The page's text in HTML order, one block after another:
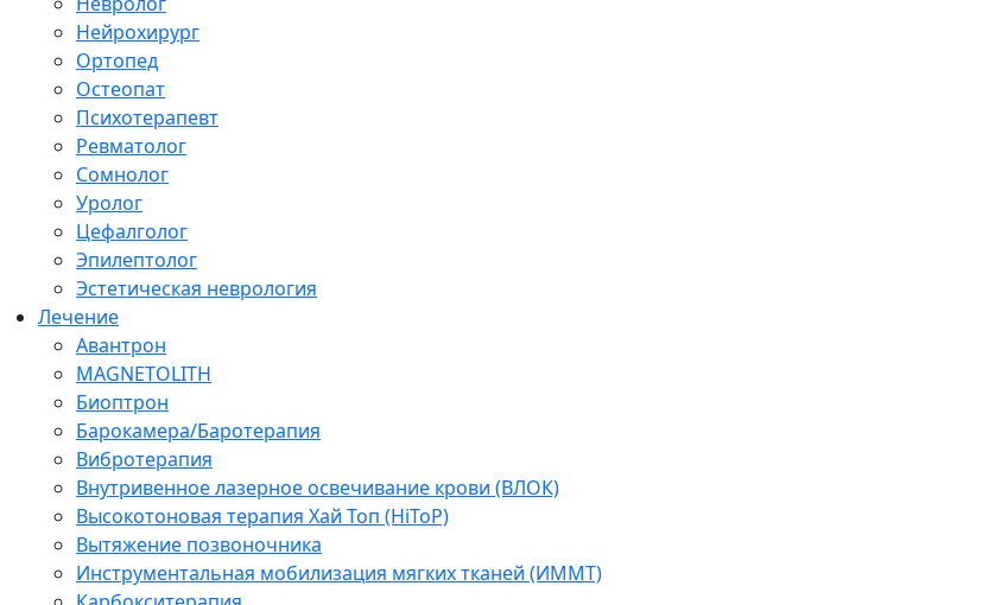
Нейрохирург
Ортопед
Остеопат
Психотерапевт
Ревматолог
Сомнолог
Уролог
Цефалголог
Эпилептолог
Эстетическая неврология
Лечение
Авантрон
MAGNETOLITH
Биоптрон
Барокамера/Баротерапия
Вибротерапия
Внутривенное лазерное освечивание крови (ВЛОК)
Высокотоновая терапия Хай Топ (HiToP)
Вытяжение позвоночника
Инструментальная мобилизация мягких тканей (ИММТ)